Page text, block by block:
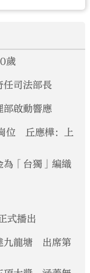
歲
任司法部長
部啟動響應
位 丘應樺：上
為「台獨」編織
式播出
九龍塘 出席第